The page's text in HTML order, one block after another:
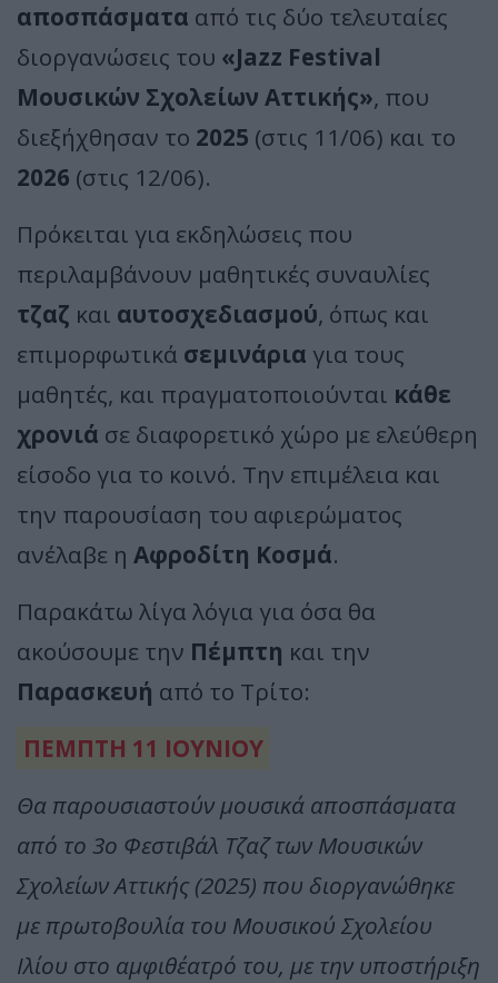
αποσπάσματα από τις δύο τελευταίες
διοργανώσεις του «Jazz Festival
Μουσικών Σχολείων Αττικής», που
διεξήχθησαν το 2025 (στις 11/06) και το
2026 (στις 12/06).
Πρόκειται για εκδηλώσεις που
περιλαμβάνουν μαθητικές συναυλίες
τζαζ και αυτοσχεδιασμού, όπως και
επιμορφωτικά σεμινάρια για τους
μαθητές, και πραγματοποιούνται κάθε
χρονιά σε διαφορετικό χώρο με ελεύθερη
είσοδο για το κοινό. Την επιμέλεια και
την παρουσίαση του αφιερώματος
ανέλαβε η Αφροδίτη Κοσμά.
Παρακάτω λίγα λόγια για όσα θα
ακούσουμε την Πέμπτη και την
Παρασκευή από το Τρίτο:
ΠΕΜΠΤΗ 11 ΙΟΥΝΙΟΥ
Θα παρουσιαστούν μουσικά αποσπάσματα
από το 3ο Φεστιβάλ Τζαζ των Μουσικών
Σχολείων Αττικής (2025) που διοργανώθηκε
με πρωτοβουλία του Μουσικού Σχολείου
Ιλίου στο αμφιθέατρό του, με την υποστήριξη